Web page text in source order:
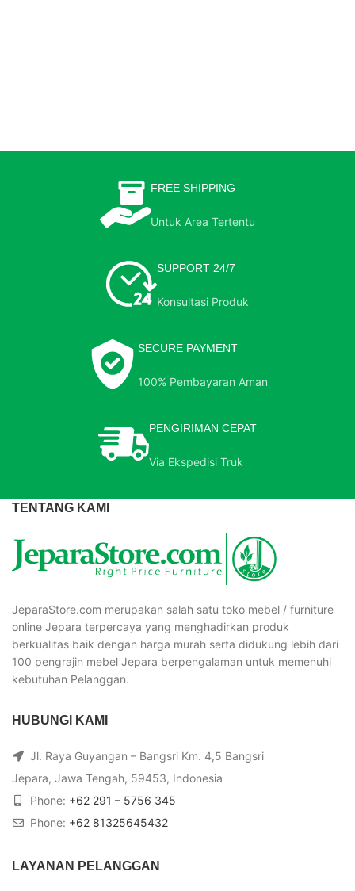
FREE SHIPPING
Untuk Area Tertentu
SUPPORT 24/7
Konsultasi Produk
SECURE PAYMENT
100% Pembayaran Aman
PENGIRIMAN CEPAT
Via Ekspedisi Truk
TENTANG KAMI
JeparaStore.com merupakan salah satu toko mebel / furniture
online Jepara terpercaya yang menghadirkan produk
berkualitas baik dengan harga murah serta didukung lebih dari
100 pengrajin mebel Jepara berpengalaman untuk memenuhi
kebutuhan Pelanggan.
HUBUNGI KAMI
Jl. Raya Guyangan – Bangsri Km. 4,5 Bangsri
Jepara, Jawa Tengah, 59453, Indonesia
Phone: +62 291 – 5756 345
Phone: +62 81325645432
LAYANAN PELANGGAN